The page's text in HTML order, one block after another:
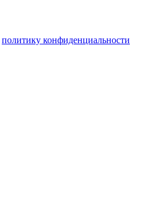
политику конфиденциальности